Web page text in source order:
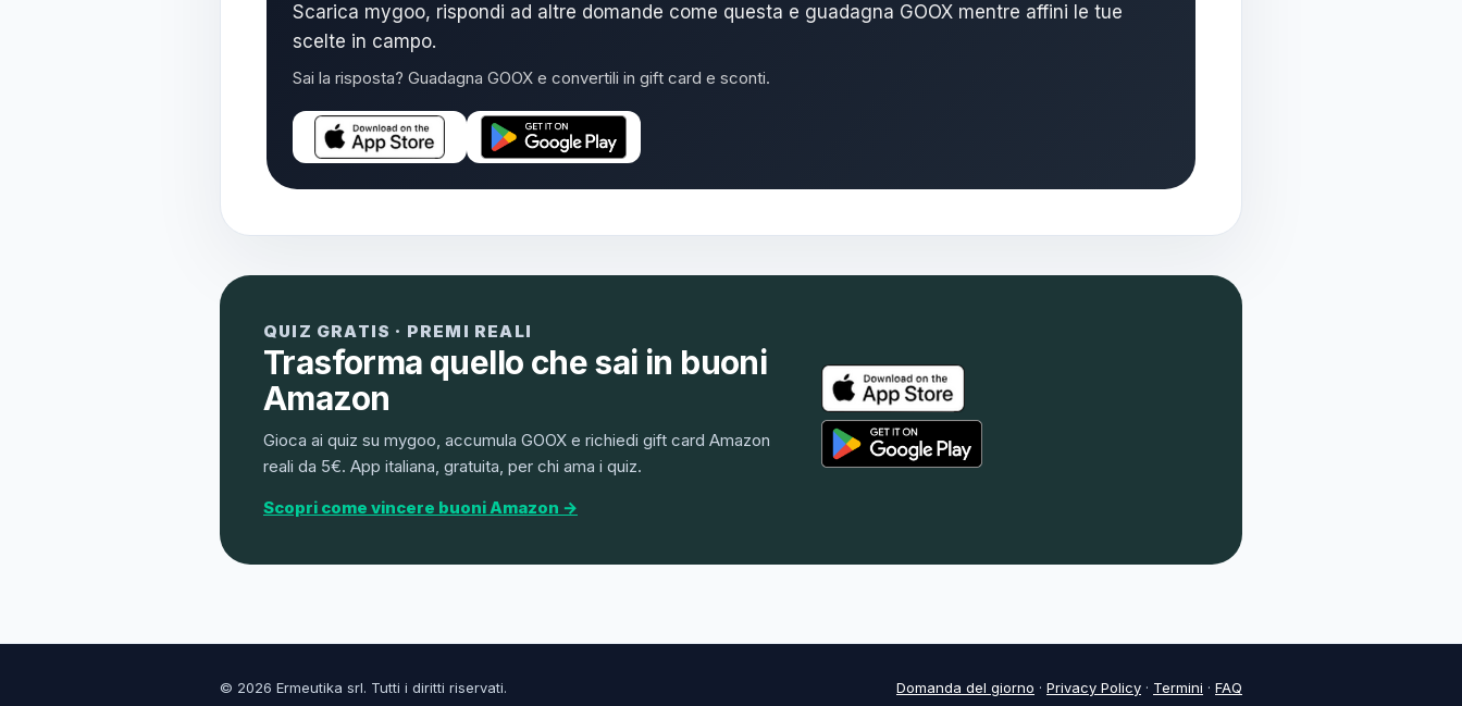
Scarica mygoo, rispondi ad altre domande come questa e guadagna GOOX mentre affini le tue
scelte in campo.
Sai la risposta? Guadagna GOOX e convertili in gift card e sconti.
QUIZ GRATIS · PREMI REALI
Trasforma quello che sai in buoni
Amazon
Gioca ai quiz su mygoo, accumula GOOX e richiedi gift card Amazon
reali da 5€. App italiana, gratuita, per chi ama i quiz.
Scopri come vincere buoni Amazon →
© 2026 Ermeutika srl. Tutti i diritti riservati. Domanda del giorno · Privacy Policy · Termini · FAQ